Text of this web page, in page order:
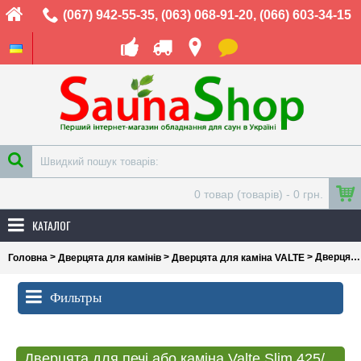
(067) 942-55-35, (063) 068-91-20, (066) 603-34-15
0 товар (товарів) - 0 грн.
КАТАЛОГ
Головна > Дверцята для камінів > Дверцята для каміна VALTE > Дверцята для печі або каміна Valte Slim 425/625 (посадковий розмір 410 / 610мм)
Фильтры